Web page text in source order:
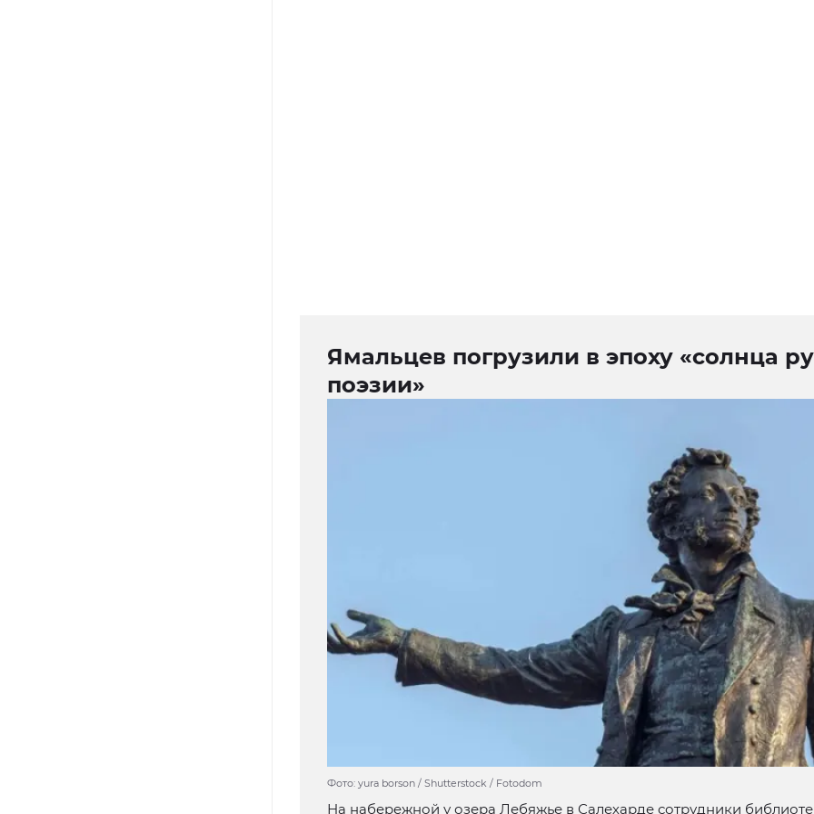
Ямальцев погрузили в эпоху «солнца
поэзии»
Фото: yura borson / Shutterstock / Fotodom
На набережной у озера Лебяжье в Салехарде сотрудники